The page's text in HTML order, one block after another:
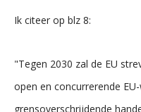
Ik citeer op blz 8:
"Tegen 2030 zal de EU
open en concurrerende
grensoverschrijdende